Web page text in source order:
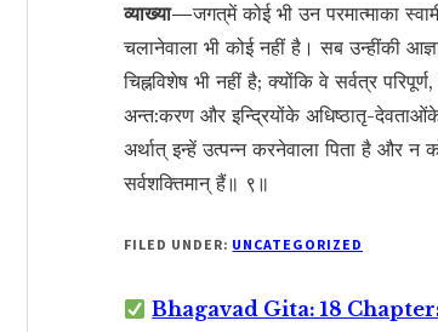
व्याख्या—जगत‍्में कोई भी उन परमात्माका
चलानेवाला भी कोई नहीं है। सब उन्हींकी
चिह्नविशेष भी नहीं है; क्योंकि वे सर्वत्र
अन्त:करण और इन्द्रियोंके अधिष्ठातृ-
अर्थात् इन्हें उत्पन्न करनेवाला पिता है और
सर्वशक्तिमान् हैं॥ ९॥
FILED UNDER: UNCATEGORIZED
Bhagavad Gita: 18